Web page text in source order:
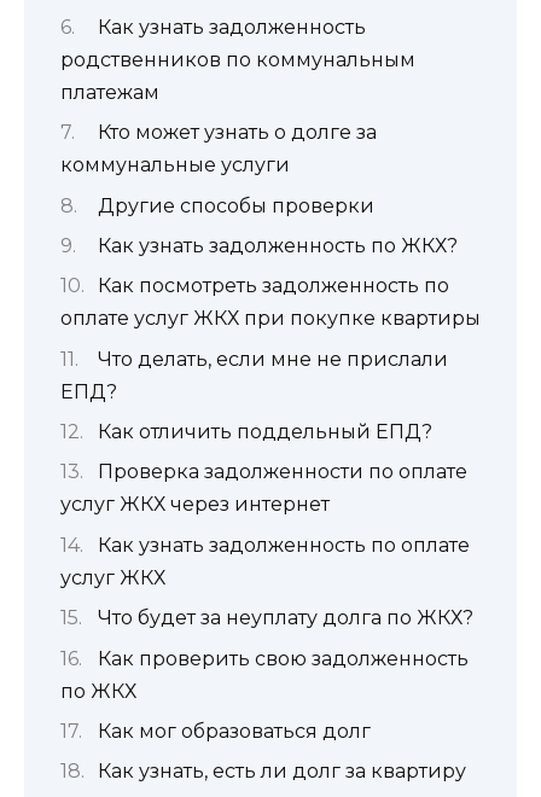
Как узнать задолженность
родственников по коммунальным
платежам
Кто может узнать о долге за
коммунальные услуги
Другие способы проверки
Как узнать задолженность по ЖКХ?
Как посмотреть задолженность по
оплате услуг ЖКХ при покупке квартиры
Что делать, если мне не прислали
ЕПД?
Как отличить поддельный ЕПД?
Проверка задолженности по оплате
услуг ЖКХ через интернет
Как узнать задолженность по оплате
услуг ЖКХ
Что будет за неуплату долга по ЖКХ?
Как проверить свою задолженность
по ЖКХ
Как мог образоваться долг
Как узнать, есть ли долг за квартиру